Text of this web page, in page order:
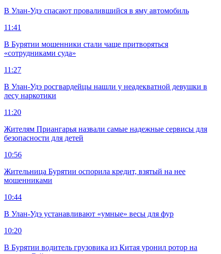
В Улан-Удэ спасают провалившийся в яму автомобиль
11:41
В Бурятии мошенники стали чаще притворяться
«сотрудниками суда»
11:27
В Улан-Удэ росгвардейцы нашли у неадекватной девушки в
лесу наркотики
11:20
Жителям Приангарья назвали самые надежные сервисы для
безопасности для детей
10:56
Жительница Бурятии оспорила кредит, взятый на нее
мошенниками
10:44
В Улан-Удэ устанавливают «умные» весы для фур
10:20
В Бурятии водитель грузовика из Китая уронил ротор на